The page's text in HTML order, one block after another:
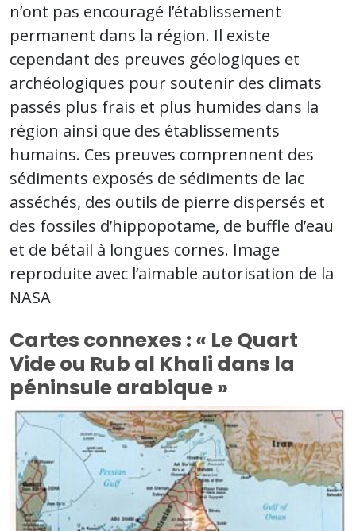
n’ont pas encouragé l’établissement
permanent dans la région. Il existe
cependant des preuves géologiques et
archéologiques pour soutenir des climats
passés plus frais et plus humides dans la
région ainsi que des établissements
humains. Ces preuves comprennent des
sédiments exposés de sédiments de lac
asséchés, des outils de pierre dispersés et
des fossiles d’hippopotame, de buffle d’eau
et de bétail à longues cornes. Image
reproduite avec l’aimable autorisation de la
NASA
Cartes connexes : « Le Quart
Vide ou Rub al Khali dans la
péninsule arabique »